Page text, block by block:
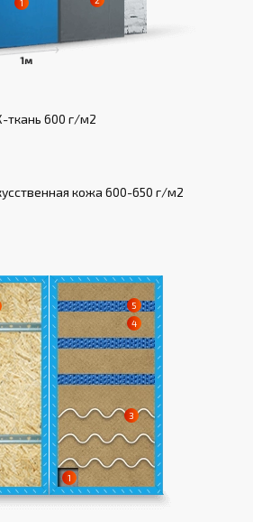
ткань 600 г/м2
кожа 600-650 г/м2